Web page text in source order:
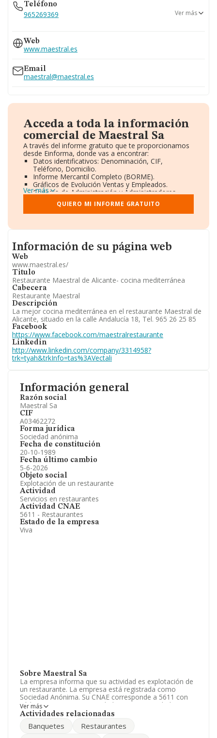
Información general
Razón social
Maestral Sa
CIF
A03462272
Forma jurídica
Sociedad anónima
Fecha de constitución
20-10-1989
Fecha último cambio
5-6-2026
Objeto social
Explotación de un restaurante
Actividad
Servicios en restaurantes
Actividad CNAE
5611 - Restaurantes
Estado de la empresa
Viva
Sobre Maestral Sa
La empresa informa que su actividad es explotación de
un restaurante. La empresa está registrada como
Sociedad Anónima. Su CNAE corresponde a 5611 con
código '%cnae%'. La sociedad no tiene actividad en
mercados exteriores.
Ha tenido el mismo número de profesionales y
Ver más
Actividades relacionadas
Banquetes
Restaurantes
Teléfono
965269369
965262585
619...
Ver teléfono 619...
636...
Ver teléfono 636...
Ver más
Web
www.maestral.es
Email
maestral@maestral.es
Acceda a toda la información
comercial de Maestral Sa
A través del informe gratuito que te proporcionamos
desde Einforma, donde vas a encontrar:
Datos identificativos: Denominación, CIF,
Teléfono, Domicilio.
Informe Mercantil Completo (BORME).
Gráficos de Evolución Ventas y Empleados.
Consejo de Administración y Administradores.
Directivos y Ejecutivos.
Accionistas.
Participaciones y Vinculaciones en otras empresas.
Información oficial y registral complementaria.
Ver más
QUIERO MI INFORME GRATUITO
Informacion de su página web
Información de su página web
Web
www.maestral.es/
Titulo
Restaurante Maestral de Alicante- cocina mediterránea
Cabecera
Restaurante Maestral
Descripción
La mejor cocina mediterránea en el restaurante Maestral de
Alicante, situado en la calle Andalucía 18, Tel. 965 26 25 85
Facebook
https://www.facebook.com/maestralrestaurante
Linkedin
http://www.linkedin.com/company/3314958?
trk=tyah&trkInfo=tas%3AVectali